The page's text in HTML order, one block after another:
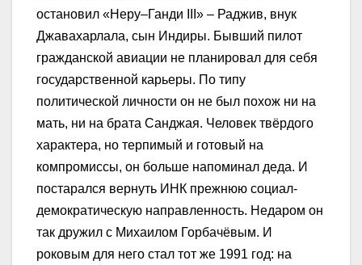
остановил «Неру–Ганди III» – Раджив, внук
Джавахарлала, сын Индиры. Бывший пилот
гражданской авиации не планировал для себя
государственной карьеры. По типу
политической личности он не был похож ни на
мать, ни на брата Санджая. Человек твёрдого
характера, но терпимый и готовый на
компромиссы, он больше напоминал деда. И
постарался вернуть ИНК прежнюю социал-
демократическую направленность. Недаром он
так дружил с Михаилом Горбачёвым. И
роковым для него стал тот же 1991 год: на